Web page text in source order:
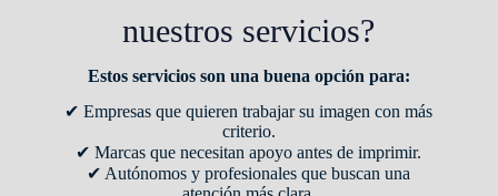
nuestros servicios?
Estos servicios son una buena opción para:
✔ Empresas que quieren trabajar su imagen con más
criterio.
✔ Marcas que necesitan apoyo antes de imprimir.
✔ Autónomos y profesionales que buscan una